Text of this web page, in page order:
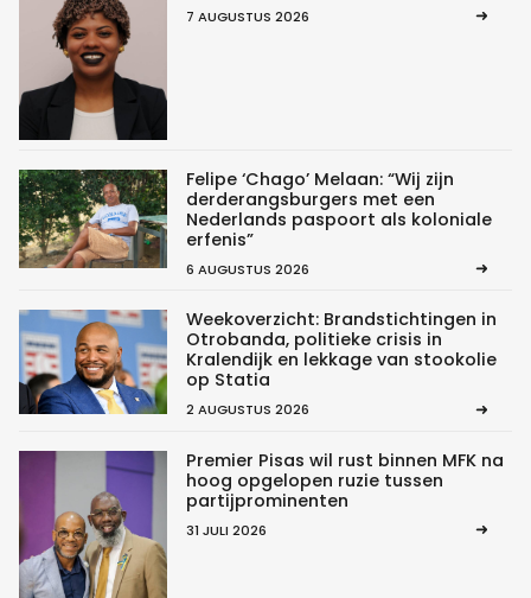
7 AUGUSTUS 2026
Felipe ‘Chago’ Melaan: “Wij zijn
derderangsburgers met een
Nederlands paspoort als koloniale
erfenis”
6 AUGUSTUS 2026
Weekoverzicht: Brandstichtingen in
Otrobanda, politieke crisis in
Kralendijk en lekkage van stookolie
op Statia
2 AUGUSTUS 2026
Premier Pisas wil rust binnen MFK na
hoog opgelopen ruzie tussen
partijprominenten
31 JULI 2026